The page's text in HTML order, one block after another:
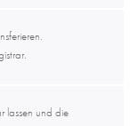
lassen und die